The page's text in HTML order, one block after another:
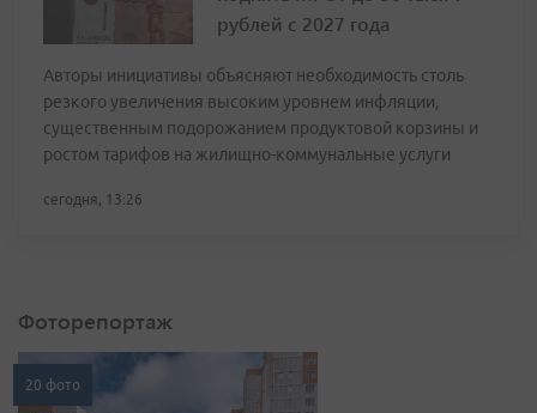
рублей с 2027 года
Авторы инициативы объясняют необходимость столь
резкого увеличения высоким уровнем инфляции,
существенным подорожанием продуктовой корзины и
ростом тарифов на жилищно-коммунальные услуги
сегодня, 13:26
Фоторепортаж
20 фото